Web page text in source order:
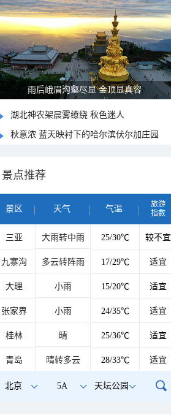
雨后峨眉沟壑尽显 金顶显真容
湖北神农架晨雾缭绕 秋色迷人
秋意浓 蓝天映衬下的哈尔滨伏尔加庄园
景点推荐
景区 天气 气温
旅游
指数
三亚 大雨转中雨 25/30℃ 较不宜
九寨沟 多云转阵雨 17/29℃ 适宜
大理 小雨 15/20℃ 适宜
张家界 小雨 24/35℃ 适宜
桂林 晴 25/36℃ 适宜
青岛 晴转多云 28/33℃ 适宜
北京 5A 天坛公园